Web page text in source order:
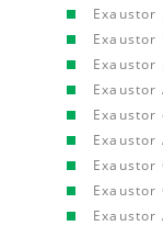
Exaustor
Exaustor
Exaustor
Exaustor
Exaustor
Exaustor
Exaustor
Exaustor
Exaustor